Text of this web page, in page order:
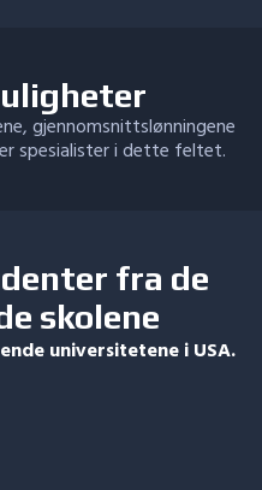
gjennomsnittslønningene
spesialister i dette feltet.
fra de
skolene
universitetene i USA.